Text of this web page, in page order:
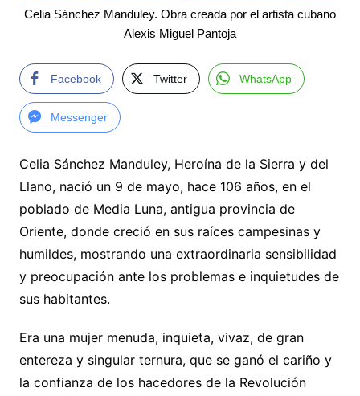
Celia Sánchez Manduley. Obra creada por el artista cubano
Alexis Miguel Pantoja
Facebook Twitter WhatsApp
Messenger
Celia Sánchez Manduley, Heroína de la Sierra y del
Llano, nació un 9 de mayo, hace 106 años, en el
poblado de Media Luna, antigua provincia de
Oriente, donde creció en sus raíces campesinas y
humildes, mostrando una extraordinaria sensibilidad
y preocupación ante los problemas e inquietudes de
sus habitantes.
Era una mujer menuda, inquieta, vivaz, de gran
entereza y singular ternura, que se ganó el cariño y
la confianza de los hacedores de la Revolución